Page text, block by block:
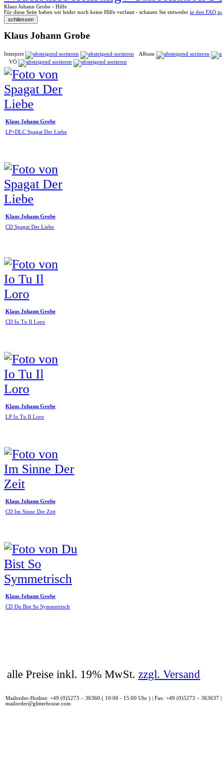
Klaus Johann Grobe - Hilfe
Für diese Seite haben wir leider noch keine Hilfe verfasst - schauen Sie entweder in den FAQ
Klaus Johann Grobe
Interpret
Album
VÖ
Klaus Johann Grobe
LP+DLC Spagat Der Liebe
Klaus Johann Grobe
CD Spagat Der Liebe
Klaus Johann Grobe
CD Io Tu Il Loro
Klaus Johann Grobe
LP Io Tu Il Loro
Klaus Johann Grobe
CD Im Sinne Der Zeit
Klaus Johann Grobe
CD Du Bist So Symmetrisch
alle Preise inkl. 19% MwSt. zzgl. Versand
Mailorder-Hotline: +49 (0)5273 – 36360 ( 10:00 - 15:00 Uhr ) | Fax: +49 (0)5273 – 363637
mailorder@glitterhouse.com